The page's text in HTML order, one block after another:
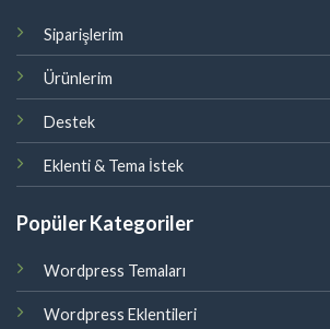
Siparişlerim
Ürünlerim
Destek
Eklenti & Tema İstek
Popüler Kategoriler
Wordpress Temaları
Wordpress Eklentileri